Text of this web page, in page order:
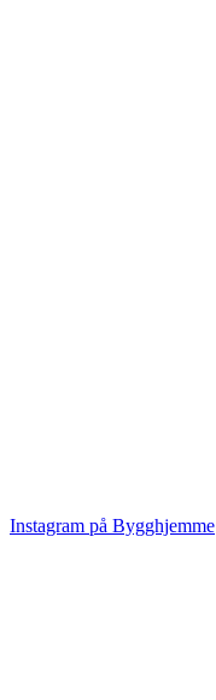
Instagram på Bygghjemme